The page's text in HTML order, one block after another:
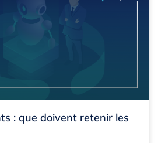
: que doivent retenir les